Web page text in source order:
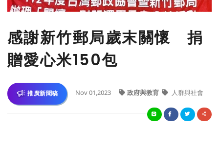
感謝新竹郵局歲末關懷 捐
贈愛心米150包
推廣新聞稿 Nov 01,2023 政府與教育 人群與社會